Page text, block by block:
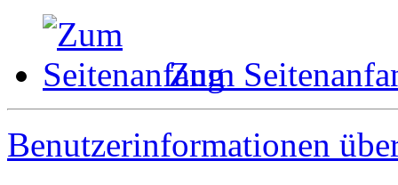
Zum
Benutzerinformationen